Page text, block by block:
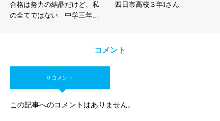
合格は努力の結晶だけど、私
の全てではない 中学三年…
四日市高校３年Iさん
コメント
0 コメント
この記事へのコメントはありません。